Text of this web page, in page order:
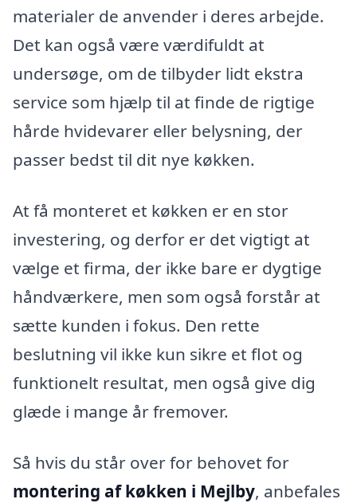
materialer de anvender i deres arbejde.
Det kan også være værdifuldt at
undersøge, om de tilbyder lidt ekstra
service som hjælp til at finde de rigtige
hårde hvidevarer eller belysning, der
passer bedst til dit nye køkken.
At få monteret et køkken er en stor
investering, og derfor er det vigtigt at
vælge et firma, der ikke bare er dygtige
håndværkere, men som også forstår at
sætte kunden i fokus. Den rette
beslutning vil ikke kun sikre et flot og
funktionelt resultat, men også give dig
glæde i mange år fremover.
Så hvis du står over for behovet for
montering af køkken i Mejlby, anbefales